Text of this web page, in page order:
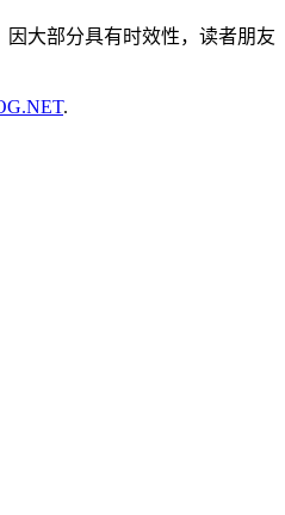
大部分具有时效性，读者朋友
.